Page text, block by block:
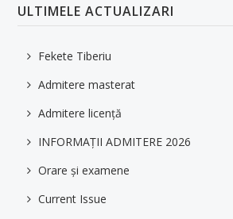
ULTIMELE ACTUALIZARI
Fekete Tiberiu
Admitere masterat
Admitere licență
INFORMAȚII ADMITERE 2026
Orare și examene
Current Issue